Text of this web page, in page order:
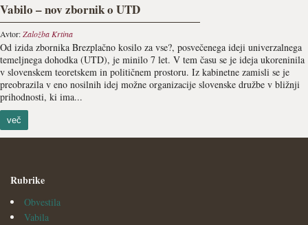
Vabilo – nov zbornik o UTD
Avtor:Založba Krtina
Od izida zbornika Brezplačno kosilo za vse?, posvečenega ideji univerzalnega
temeljnega dohodka (UTD), je minilo 7 let. V tem času se je ideja ukoreninila
v slovenskem teoretskem in političnem prostoru. Iz kabinetne zamisli se je
preobrazila v eno nosilnih idej možne organizacije slovenske družbe v bližnji
prihodnosti, ki ima...
več
Rubrike
Obvestila
Vabila